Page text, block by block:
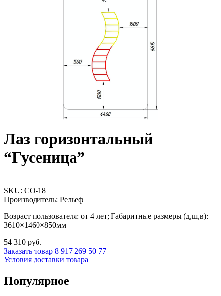
Лаз горизонтальный
“Гусеница”
SKU: СО-18
Производитель: Рельеф
Возраст пользователя: от 4 лет; Габаритные размеры (д,ш,в):
3610×1460×850мм
54 310 руб.
Заказать товар 8 917 269 50 77
Условия доставки товара
Популярное